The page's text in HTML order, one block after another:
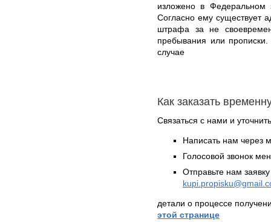
изложено в
Согласно ему существует
штрафа за не
пребывания или
случае
Как заказать
Связаться с нами и
Написать нам через
Голосовой звонок
Отправьте нам
детали о процессе
этой странице